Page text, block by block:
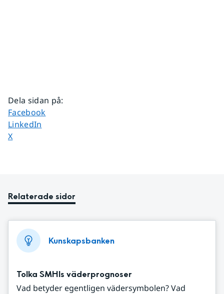
Dela sidan på:
Dela sidan på
Facebook
Dela sidan på
LinkedIn
Dela sidan på
X
Relaterade sidor
Kunskapsbanken
Tolka SMHIs väderprognoser
Vad betyder egentligen vädersymbolen? Vad